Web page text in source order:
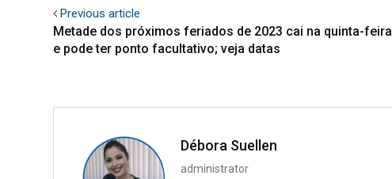
Previous article
Metade dos próximos feriados de 2023 cai na quinta-feira
e pode ter ponto facultativo; veja datas
Débora Suellen
administrator